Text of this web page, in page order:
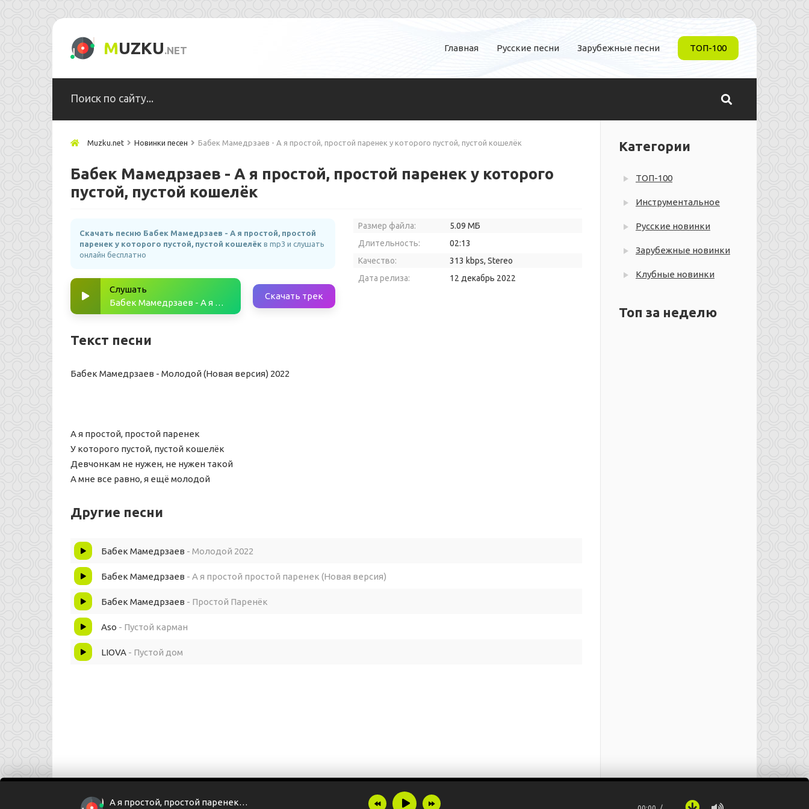
MUZKU.NET Главная Русские песни Зарубежные песни ТОП-100
Muzku.net Новинки песен Бабек Мамедрзаев - А я простой, простой паренек у которого пустой, пустой кошелёк
Бабек Мамедрзаев - А я простой, простой паренек у которого
пустой, пустой кошелёк
Скачать песню Бабек Мамедрзаев - А я простой, простой
паренек у которого пустой, пустой кошелёк в mp3 и слушать
онлайн бесплатно
Слушать
Бабек Мамедрзаев - А я простой, простой паренек у которого пустой, пустой кошелёк
Скачать трек
Размер файла:
5.09 МБ
Длительность:
02:13
Качество:
313 kbps, Stereo
Дата релиза:
12 декабрь 2022
Текст песни
Бабек Мамедрзаев - Молодой (Новая версия) 2022
А я простой, простой паренек
У которого пустой, пустой кошелёк
Девчонкам не нужен, не нужен такой
А мне все равно, я ещё молодой
Другие песни
Бабек Мамедрзаев - Молодой 2022
Бабек Мамедрзаев - А я простой простой паренек (Новая версия)
Бабек Мамедрзаев - Простой Паренёк
Aso - Пустой карман
LIOVA - Пустой дом
Категории
ТОП-100
Инструментальное
Русские новинки
Зарубежные новинки
Клубные новинки
Топ за неделю
А я простой, простой паренек у которого пустой, пустой кошелёк